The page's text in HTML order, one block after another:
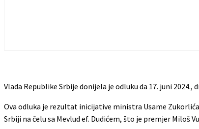
Vlada Republike Srbije donijela je odluku da 17. juni
Ova odluka je rezultat inicijative ministra Usame
Srbiji na čelu sa Mevlud ef. Dudićem, što je premjer Miloš